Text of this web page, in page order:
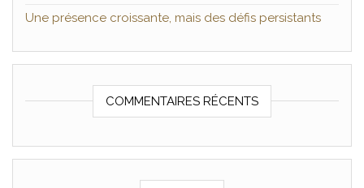
Une présence croissante, mais des défis persistants
COMMENTAIRES RÉCENTS